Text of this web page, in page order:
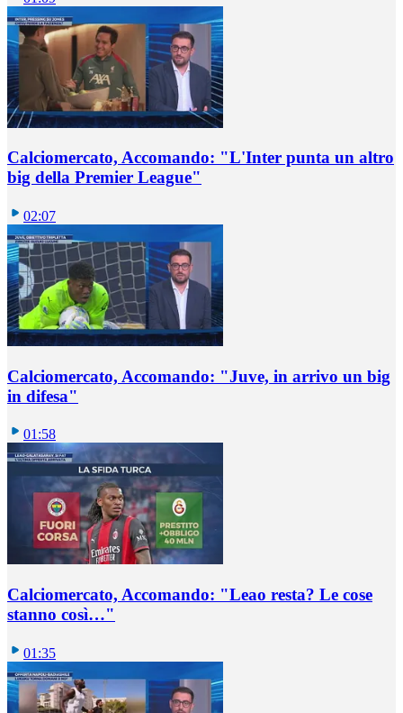
Calciomercato, Accomando: "L'Inter punta un altro
big della Premier League"
02:07
Calciomercato, Accomando: "Juve, in arrivo un big
in difesa"
01:58
Calciomercato, Accomando: "Leao resta? Le cose
stanno così…"
01:35